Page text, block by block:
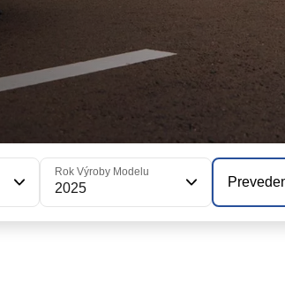
Rok Výroby Modelu
2025